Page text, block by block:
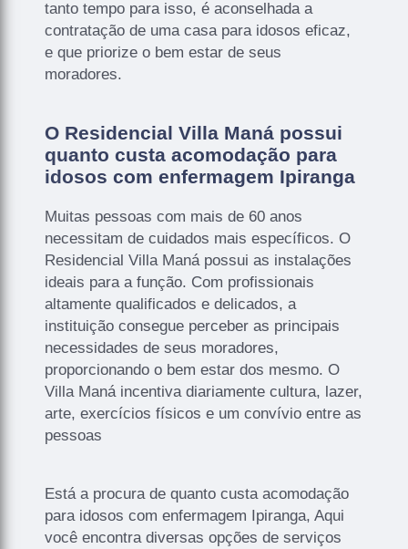
tanto tempo para isso, é aconselhada a
contratação de uma casa para idosos eficaz,
e que priorize o bem estar de seus
moradores.
O Residencial Villa Maná possui
quanto custa acomodação para
idosos com enfermagem Ipiranga
Muitas pessoas com mais de 60 anos
necessitam de cuidados mais específicos. O
Residencial Villa Maná possui as instalações
ideais para a função. Com profissionais
altamente qualificados e delicados, a
instituição consegue perceber as principais
necessidades de seus moradores,
proporcionando o bem estar dos mesmo. O
Villa Maná incentiva diariamente cultura, lazer,
arte, exercícios físicos e um convívio entre as
pessoas
Está a procura de quanto custa acomodação
para idosos com enfermagem Ipiranga, Aqui
você encontra diversas opções de serviços